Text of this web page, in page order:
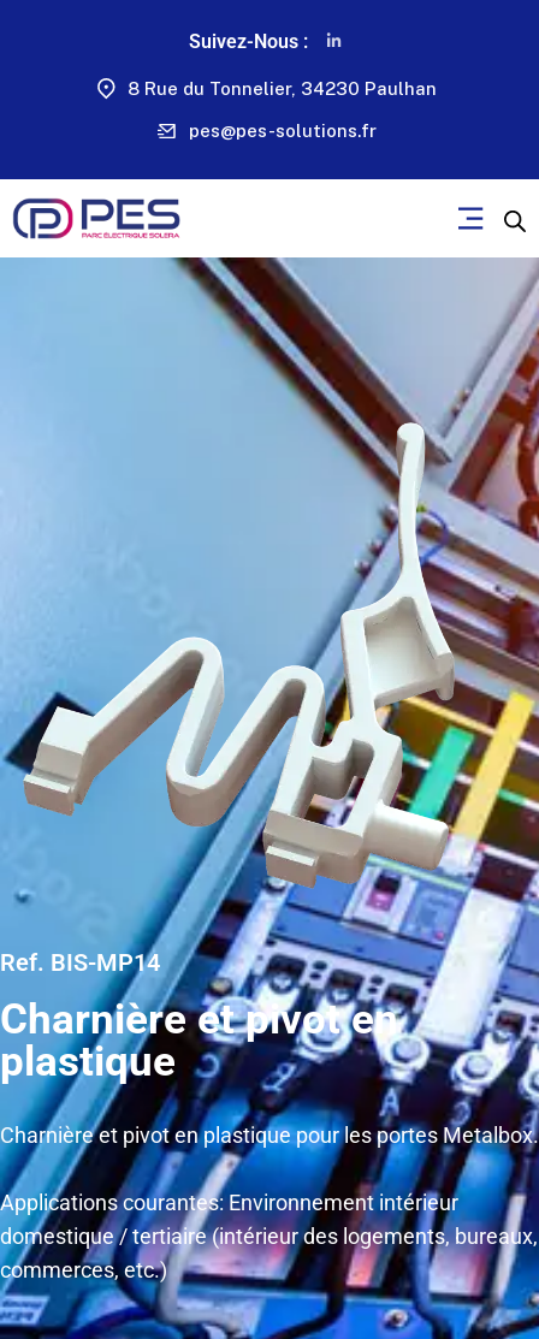
Suivez-Nous :
8 Rue du Tonnelier, 34230 Paulhan
pes@pes-solutions.fr
Ref. BIS-MP14
Charnière et pivot en
plastique
Charnière et pivot en plastique pour les portes Metalbox.
Applications courantes: Environnement intérieur
domestique / tertiaire (intérieur des logements, bureaux,
commerces, etc.)